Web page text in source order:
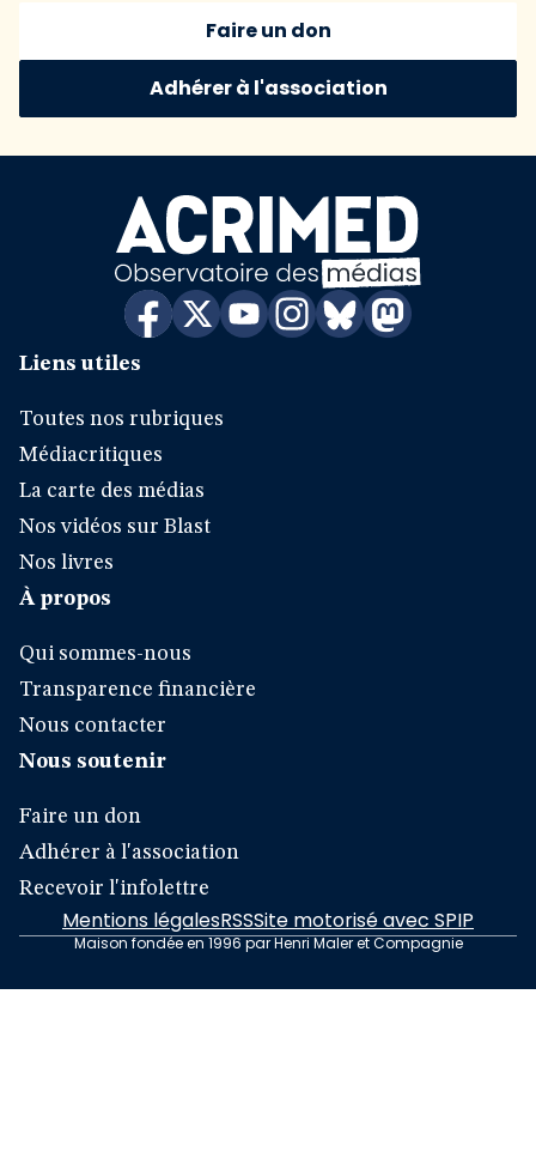
Faire un don
Adhérer à l'association
Liens utiles
Toutes nos rubriques
Médiacritiques
La carte des médias
Nos vidéos sur Blast
Nos livres
À propos
Qui sommes-nous
Transparence financière
Nous contacter
Nous soutenir
Faire un don
Adhérer à l'association
Recevoir l'infolettre
Mentions légalesRSSSite motorisé avec SPIP
Maison fondée en 1996 par Henri Maler et Compagnie